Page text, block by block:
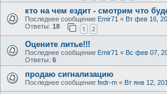
кто на чем ездит - смотрим что
Последнее сообщение Emir71 « Вт фев 16,
Ответы: 18 1 2
Оцените литье!!!
Последнее сообщение Emir71 « Вс фев 07,
Ответы: 6
продаю сигнализацию
Последнее сообщение fedr-m « Вт янв 12,